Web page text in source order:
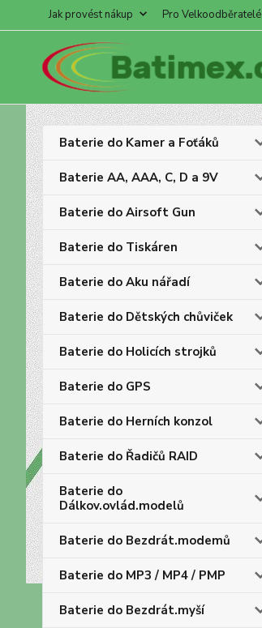
Jak provést nákup Pro Velkoodběratelé
Baterie do Kamer a Foťáků
Baterie AA, AAA, C, D a 9V
Baterie do Airsoft Gun
Baterie do Tiskáren
Baterie do Aku nářadí
Baterie do Dětských chůviček
Baterie do Holicích strojků
Baterie do GPS
Baterie do Herních konzol
Baterie do Řadičů RAID
Baterie do
Dálkov.ovlád.modelů
Baterie do Bezdrát.modemů
Baterie do MP3 / MP4 / PMP
Baterie do Bezdrát.myší